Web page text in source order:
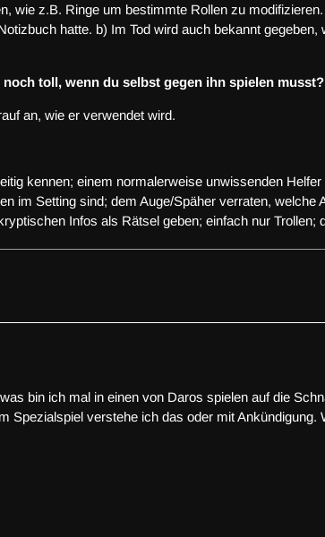
wie z.B. Ringe um bestimmte Rollen zu
hatte. b) Im Tod wird auch bekannt
toll, wenn du selbst gegen ihn spielen musst?
an, wie er verwendet wird.
kennen; einem normalerweise unwissenden
im Setting sind; dem Auge/Späher verraten, welche
Infos als Rätsel geben; einfach nur Trollen;
bin ich mal in einen von Daros spielen auf die
Spezialspiel verstehe ich das oder mit Ankündigung.